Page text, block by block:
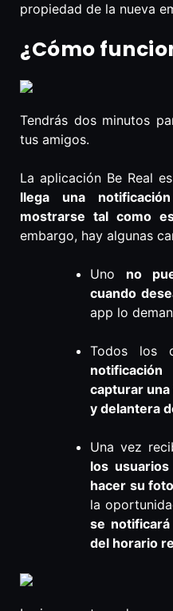
propiedad de la nueva
¿Cómo
Tendrás dos minutos
tus amigos.
La aplicación Be Real
llega una
mostrarse tal como
embargo, hay algunas
Uno no
cuando
app lo
Todos los
notificación
capturar
y delantera
Una vez
los
hacer su foto
la
se
del horario